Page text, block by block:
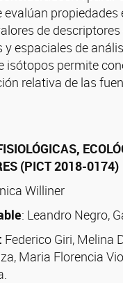
de
espaciales de
isótopos permite
relativa de las
(PICT 2018-0174)
Williner
: Leandro Negro,
Federico Giri, Melina
Maria Florencia